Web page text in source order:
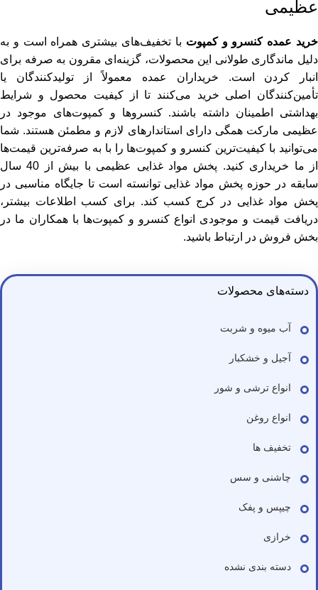
دسته‌های محصولات
آب میوه و شربت
آجیل و خشکبار
انواع ترشی و شور
انواع روغن
تخفیف ها
چاشنی و سس
چیپس و پفک
خرازی
دسته بندی نشده
عظیمی
خرید عمده کنسرو و کمپوت با تخفیف‌های بیشتری همراه است و به
دلیل ماندگاری طولانی این محصولات، گزینه‌ای مقرون به صرفه برای
انبار کردن است. خریداران عمده معمولاً از تولیدکنندگان یا
تأمین‌کنندگان اصلی خرید می‌کنند تا از کیفیت محصول و شرایط
بهداشتی اطمینان داشته باشند. کنسروها و کمپوت‌های موجود در
عظیمی مارکت همگی دارای استاندارهای لازم و مطمئن هستند. شما
می‌توانید با کیفیت‌ترین کنسرو و کمپوت‌ها را با به صرفه‌ترین قیمت‌ها
از ما خریداری کنید. پخش مواد غذایی عظیمی با بیش از 40 سال
سابقه در حوزه پخش مواد غذایی توانسته است تا جایگاه مناسبی در
پخش مواد غذایی در کرج کسب کند. برای کسب اطلاعات بیشتر،
دریافت قیمت و موجودی انواع کنسرو و کمپوت‌ها با همکاران ما در
بخش فروش در ارتباط باشید.